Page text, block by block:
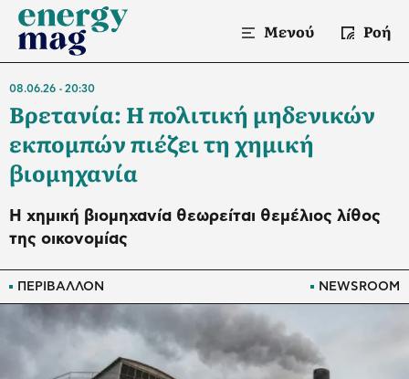
Μενού Ροή
ΠΕΡΙΒΑΛΛΟΝ NEWSROOM
08.06.26 20:30
Βρετανία: Η πολιτική μηδενικών
εκπομπών πιέζει τη χημική
βιομηχανία
Η χημική βιομηχανία θεωρείται θεμέλιος λίθος
της οικονομίας